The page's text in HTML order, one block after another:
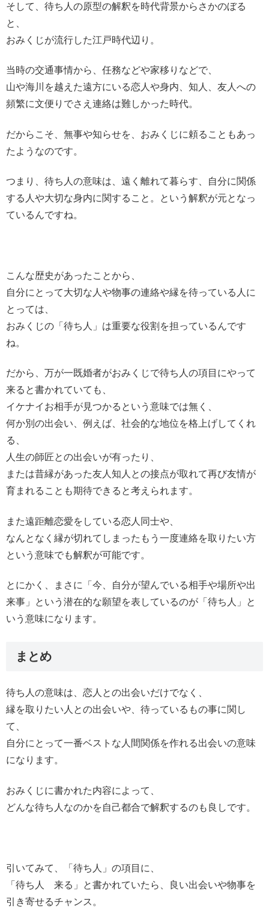
そして、待ち人の原型の解釈を時代背景からさかのぼる
と、
おみくじが流行した江戸時代辺り。
当時の交通事情から、任務などや家移りなどで、
山や海川を越えた遠方にいる恋人や身内、知人、友人への
頻繁に文便りでさえ連絡は難しかった時代。
だからこそ、無事や知らせを、おみくじに頼ることもあっ
たようなのです。
つまり、待ち人の意味は、遠く離れて暮らす、自分に関係
する人や大切な身内に関すること。という解釈が元となっ
ているんですね。
こんな歴史があったことから、
自分にとって大切な人や物事の連絡や縁を待っている人に
とっては、
おみくじの「待ち人」は重要な役割を担っているんです
ね。
だから、万が一既婚者がおみくじで待ち人の項目にやって
来ると書かれていても、
イケナイお相手が見つかるという意味では無く、
何か別の出会い、例えば、社会的な地位を格上げしてくれ
る、
人生の師匠との出会いが有ったり、
または昔縁があった友人知人との接点が取れて再び友情が
育まれることも期待できると考えられます。
また遠距離恋愛をしている恋人同士や、
なんとなく縁が切れてしまったもう一度連絡を取りたい方
という意味でも解釈が可能です。
とにかく、まさに「今、自分が望んでいる相手や場所や出
来事」という潜在的な願望を表しているのが「待ち人」と
いう意味になります。
まとめ
待ち人の意味は、恋人との出会いだけでなく、
縁を取りたい人との出会いや、待っているもの事に関し
て、
自分にとって一番ベストな人間関係を作れる出会いの意味
になります。
おみくじに書かれた内容によって、
どんな待ち人なのかを自己都合で解釈するのも良しです。
引いてみて、「待ち人」の項目に、
「待ち人 来る」と書かれていたら、良い出会いや物事を
引き寄せるチャンス。